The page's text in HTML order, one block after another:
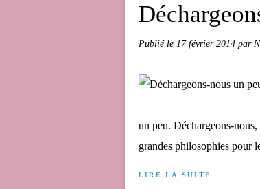
Publié le 17 février 2014 par
un peu. Déchargeons-
grandes philosophies pour
LIRE LA SUITE